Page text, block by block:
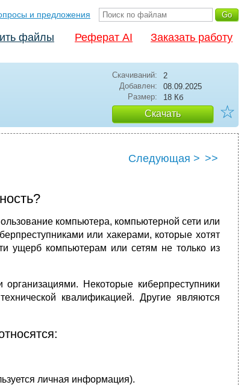
и предложения
файлы Реферат AI Заказать работу
Скачиваний:
2
Добавлен:
08.09.2025
Размер:
18 Кб
Скачать ☆
Следующая > >>
компьютера, компьютерной сети или
или хакерами, которые хотят
ущерб компьютерам или сетям не только из
Некоторые киберпреступники
квалификацией. Другие являются
личная информация).